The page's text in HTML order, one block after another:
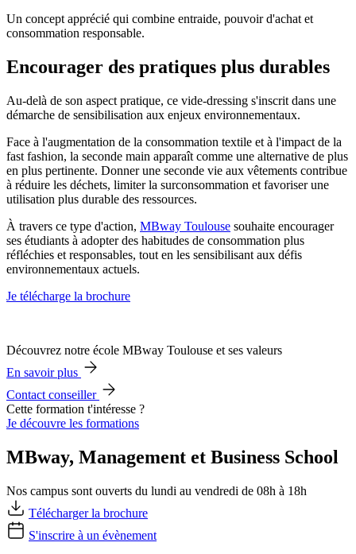
Un concept apprécié qui combine entraide, pouvoir d'achat et
consommation responsable.
Encourager des pratiques plus durables
Au-delà de son aspect pratique, ce vide-dressing s'inscrit dans une
démarche de sensibilisation aux enjeux environnementaux.
Face à l'augmentation de la consommation textile et à l'impact de la
fast fashion, la seconde main apparaît comme une alternative de plus
en plus pertinente. Donner une seconde vie aux vêtements contribue
à réduire les déchets, limiter la surconsommation et favoriser une
utilisation plus durable des ressources.
À travers ce type d'action, MBway Toulouse souhaite encourager
ses étudiants à adopter des habitudes de consommation plus
réfléchies et responsables, tout en les sensibilisant aux défis
environnementaux actuels.
Je télécharge la brochure
Découvrez notre école MBway Toulouse et ses valeurs
En savoir plus
Contact conseiller
Cette formation t'intéresse ?
Je découvre les formations
MBway, Management et Business School
Nos campus sont ouverts du lundi au vendredi de 08h à 18h
Télécharger la brochure
S'inscrire à un évènement